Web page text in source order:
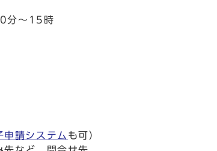
分～15時
申請システム も可）